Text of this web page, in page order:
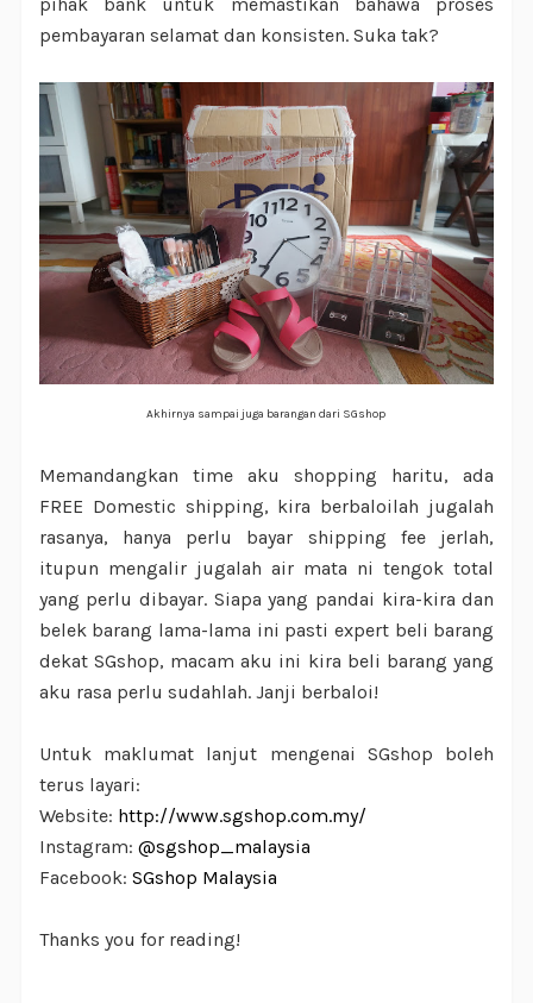
pembayaran selamat dan konsisten. Suka tak?
Akhirnya sampai juga barangan dari SGshop
Memandangkan time aku shopping haritu, ada
FREE Domestic shipping, kira berbaloilah jugalah
rasanya, hanya perlu bayar shipping fee jerlah,
itupun mengalir jugalah air mata ni tengok total
yang perlu dibayar. Siapa yang pandai kira-kira dan
belek barang lama-lama ini pasti expert beli barang
dekat SGshop, macam aku ini kira beli barang yang
aku rasa perlu sudahlah. Janji berbaloi!
Untuk maklumat lanjut mengenai SGshop boleh
terus layari:
Website: http://www.sgshop.com.my/
Instagram: @sgshop_malaysia
Facebook: SGshop Malaysia
Thanks you for reading!